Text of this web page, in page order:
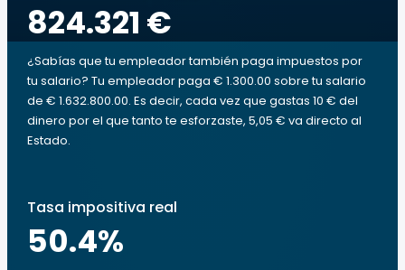
824.321 €
¿Sabías que tu empleador también paga impuestos por
tu salario? Tu empleador paga € 1.300.00 sobre tu salario
de € 1.632.800.00. Es decir, cada vez que gastas 10 € del
dinero por el que tanto te esforzaste, 5,05 € va directo al
Estado.
Tasa impositiva real
50.4%